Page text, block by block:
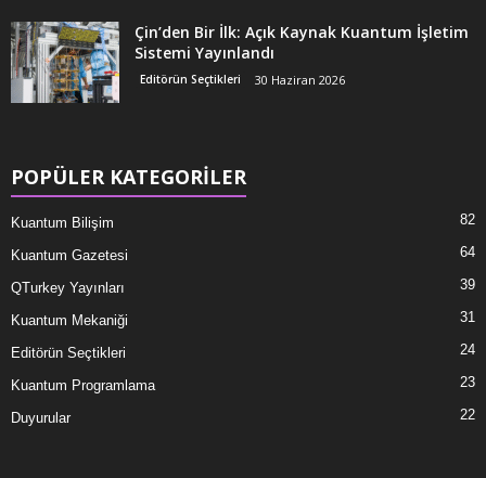
Çin’den Bir İlk: Açık Kaynak Kuantum İşletim
Sistemi Yayınlandı
Editörün Seçtikleri 30 Haziran 2026
POPÜLER KATEGORİLER
Kuantum Bilişim 82
Kuantum Gazetesi 64
QTurkey Yayınları 39
Kuantum Mekaniği 31
Editörün Seçtikleri 24
Kuantum Programlama 23
Duyurular 22